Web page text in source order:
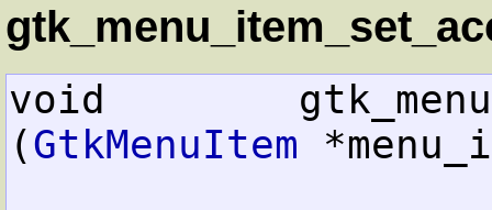
void
(GtkMenuItem